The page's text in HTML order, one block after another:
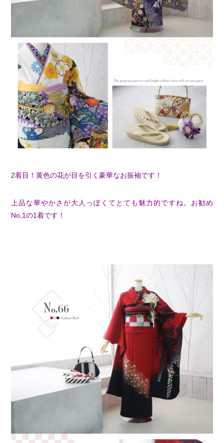
2着目！黄色の花が目を引く豪華なお振袖です！
上品な華やかさが大人っぽくてとても魅力的ですね。お勧め
No,1の1着です！